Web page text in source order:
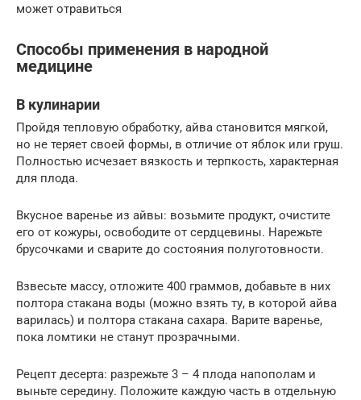
может отравиться
Способы применения в народной
медицине
В кулинарии
Пройдя тепловую обработку, айва становится мягкой,
но не теряет своей формы, в отличие от яблок или груш.
Полностью исчезает вязкость и терпкость, характерная
для плода.
Вкусное варенье из айвы: возьмите продукт, очистите
его от кожуры, освободите от сердцевины. Нарежьте
брусочками и сварите до состояния полуготовности.
Взвесьте массу, отложите 400 граммов, добавьте в них
полтора стакана воды (можно взять ту, в которой айва
варилась) и полтора стакана сахара. Варите варенье,
пока ломтики не станут прозрачными.
Рецепт десерта: разрежьте 3 – 4 плода напополам и
выньте середину. Положите каждую часть в отдельную